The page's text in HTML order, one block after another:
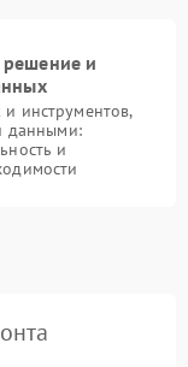
и
инструментов,
данными:
и